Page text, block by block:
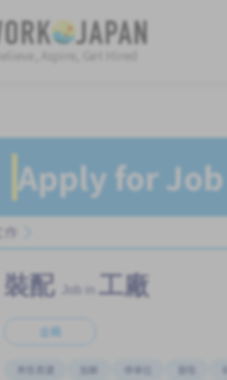
Believe, Aspire, Get Hired
Apply for
工作
裝配 工廠
全職
男性首選 加薪 停車位 晉陞